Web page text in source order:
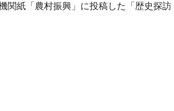
紙「農村振興」に投稿した「歴史探